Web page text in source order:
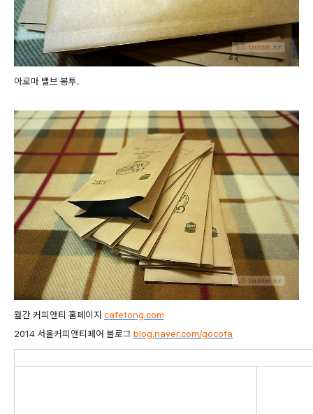
아로마 밸브 봉투.
월간 커피앤티 홈페이지 cafetong.com
2014 서울커피앤티페어 블로그 blog.naver.com/gocofa